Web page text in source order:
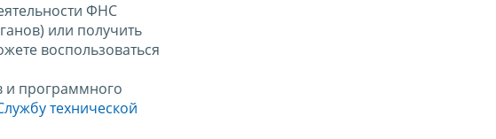
ФНС
или получить
воспользоваться
и программного
технической